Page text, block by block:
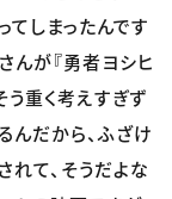
てしまったんです
んが『勇者ヨシヒ
重く考えすぎず
んだから、ふざけ
れて、そうだよな